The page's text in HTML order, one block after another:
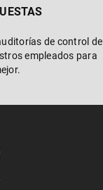
de control de
empleados para